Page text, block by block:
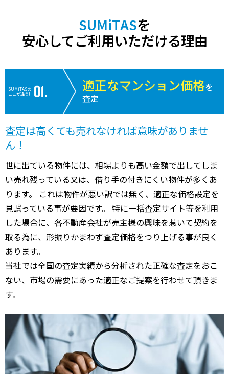
SUMiTASを
安心してご利用いただける理由
SUMiTASの
ここが違う!
適正なマンション価格を
査定
査定は高くても売れなければ意味がありませ
ん！
世に出ている物件には、相場よりも高い金額で出してしま
い売れ残っている又は、借り手の付きにくい物件が多くあ
ります。 これは物件が悪い訳では無く、適正な価格設定を
見誤っている事が要因です。 特に一括査定サイト等を利用
した場合に、各不動産会社が売主様の興味を惹いて契約を
取る為に、形振りかまわず査定価格をつり上げる事が良く
あります。
当社では全国の査定実績から分析された正確な査定をおこ
ない、市場の需要にあった適正なご提案を行わせて頂きま
す。